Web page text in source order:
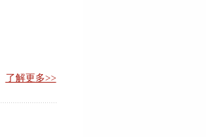
了解更多>>